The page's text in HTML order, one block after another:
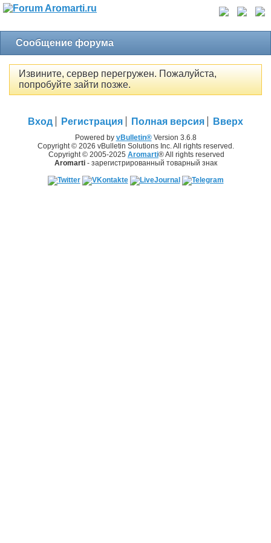
Сообщение форума
Извините, сервер перегружен. Пожалуйста,
попробуйте зайти позже.
Вход Регистрация Полная версия Вверх
Powered by vBulletin®Version 3.6.8
Copyright © 2026 vBulletin Solutions Inc. All rights reserved.
Copyright © 2005-2025 Aromarti® All rights reserved
Aromarti- зарегистрированный товарный знак